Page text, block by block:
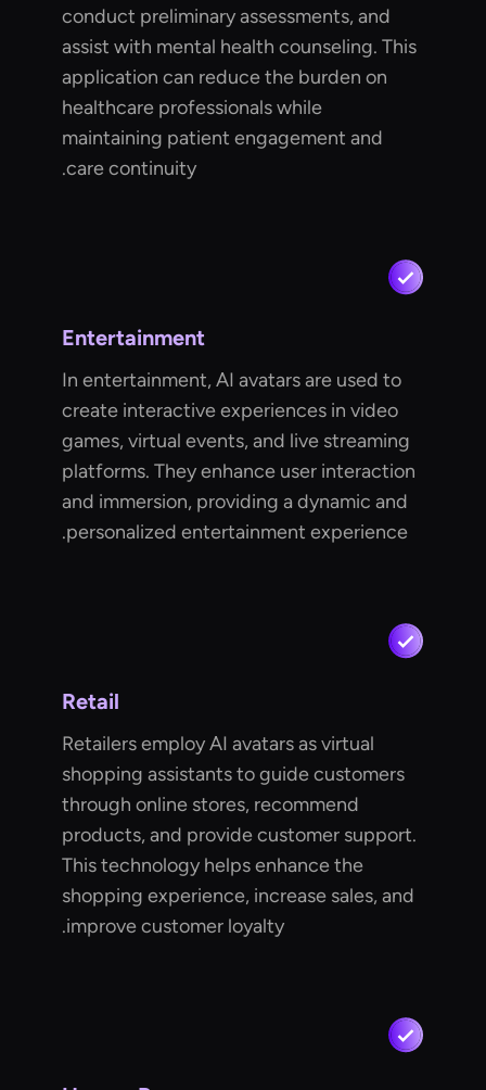
conduct preliminary assessments, and
assist with mental health counseling. This
application can reduce the burden on
healthcare professionals while
maintaining patient engagement and
care continuity.
Entertainment
In entertainment, AI avatars are used to
create interactive experiences in video
games, virtual events, and live streaming
platforms. They enhance user interaction
and immersion, providing a dynamic and
personalized entertainment experience.
Retail
Retailers employ AI avatars as virtual
shopping assistants to guide customers
through online stores, recommend
products, and provide customer support.
This technology helps enhance the
shopping experience, increase sales, and
improve customer loyalty.